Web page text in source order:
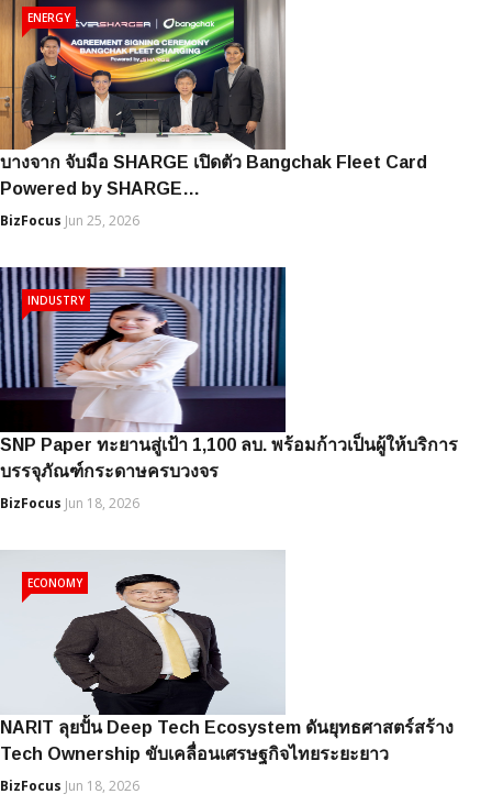
บางจาก จับมือ SHARGE เปิดตัว Bangchak Fleet Card
Powered by SHARGE…
BizFocus Jun 25, 2026
ENERGY
SNP Paper ทะยานสู่เป้า 1,100 ลบ. พร้อมก้าวเป็นผู้ให้บริการ
บรรจุภัณฑ์กระดาษครบวงจร
BizFocus Jun 18, 2026
INDUSTRY
NARIT ลุยปั้น Deep Tech Ecosystem ดันยุทธศาสตร์สร้าง
Tech Ownership ขับเคลื่อนเศรษฐกิจไทยระยะยาว
BizFocus Jun 18, 2026
ECONOMY